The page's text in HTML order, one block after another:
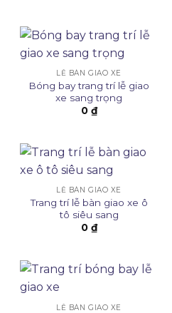
LỄ BÀN GIAO XE
Bóng bay trang trí lễ giao
xe sang trọng
0 ₫
LỄ BÀN GIAO XE
Trang trí lễ bàn giao xe ô
tô siêu sang
0 ₫
LỄ BÀN GIAO XE